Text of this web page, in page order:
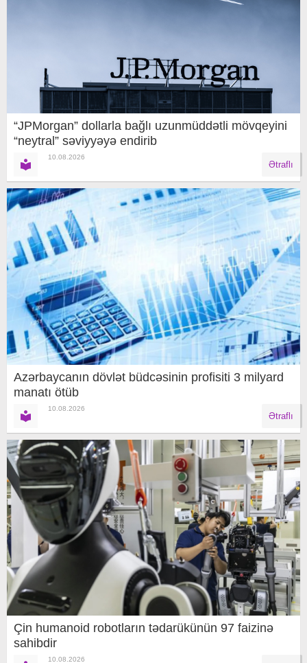
“JPMorgan” dollarla bağlı uzunmüddətli mövqeyini
“neytral” səviyyəyə endirib
10.08.2026
Ətraflı
Azərbaycanın dövlət büdcəsinin profisiti 3 milyard
manatı ötüb
10.08.2026
Ətraflı
Çin humanoid robotların tədarükünün 97 faizinə
sahibdir
10.08.2026